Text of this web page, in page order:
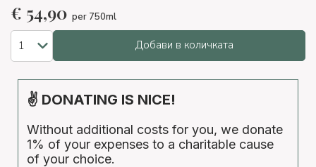
€ 54,90 per 750ml
Добави в количката
✌ DONATING IS NICE!
Without additional costs for you, we donate
1% of your expenses to a charitable cause
of your choice.